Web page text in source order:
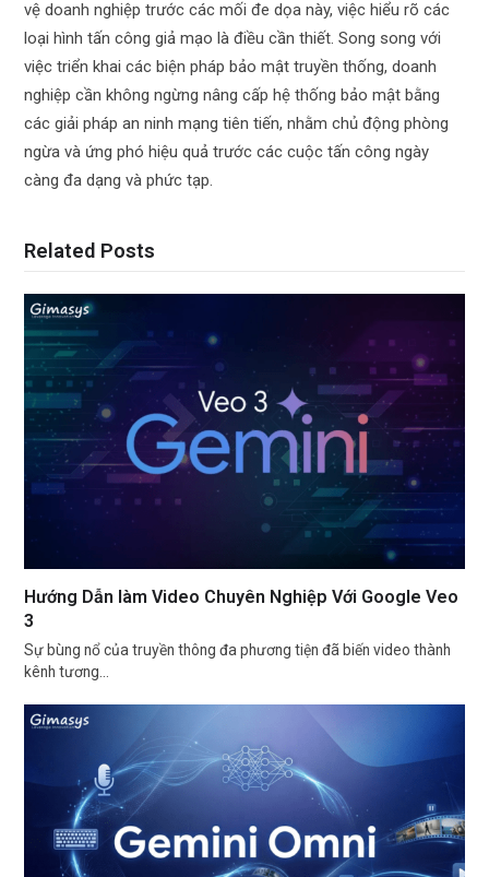
vệ doanh nghiệp trước các mối đe dọa này, việc hiểu rõ các
loại hình tấn công giả mạo là điều cần thiết. Song song với
việc triển khai các biện pháp bảo mật truyền thống, doanh
nghiệp cần không ngừng nâng cấp hệ thống bảo mật bằng
các giải pháp an ninh mạng tiên tiến, nhằm chủ động phòng
ngừa và ứng phó hiệu quả trước các cuộc tấn công ngày
càng đa dạng và phức tạp.
Related Posts
Hướng Dẫn làm Video Chuyên Nghiệp Với Google Veo
3
Sự bùng nổ của truyền thông đa phương tiện đã biến video thành
kênh tương…